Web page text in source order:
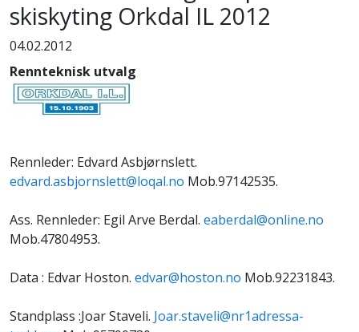
skiskyting Orkdal IL 2012
04.02.2012
Rennteknisk utvalg
Rennleder: Edvard Asbjørnslett.
edvard.asbjornslett@loqal.no Mob.97142535.
Ass. Rennleder: Egil Arve Berdal. eaberdal@online.no
Mob.47804953.
Data : Edvar Hoston. edvar@hoston.no Mob.92231843.
Standplass :Joar Staveli. Joar.staveli@nr1adressa-